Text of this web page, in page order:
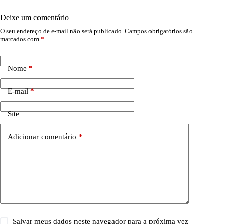
Deixe um comentário
O seu endereço de e-mail não será publicado. Campos obrigatórios são
marcados com *
Nome*
E-mail*
Site
Adicionar comentário *
Salvar meus dados neste navegador para a próxima vez